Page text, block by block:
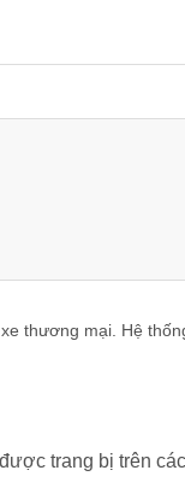
thương mại. Hệ
trang bị trên các